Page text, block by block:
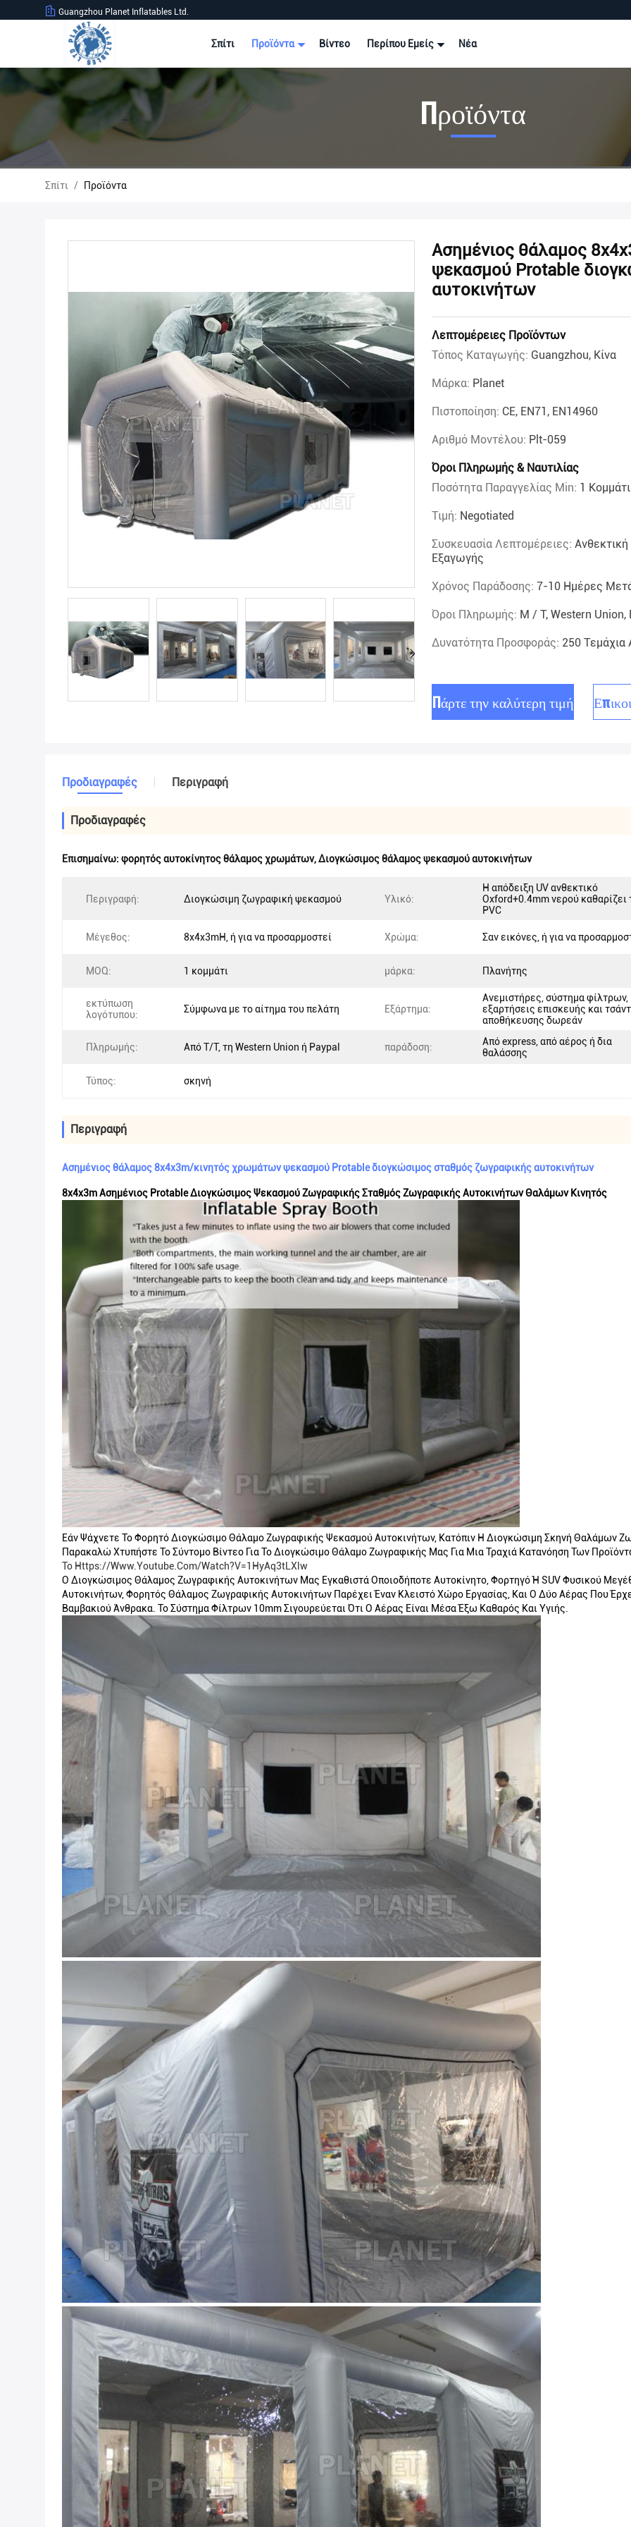
Guangzhou Planet Inflatables Ltd.
Σπίτι Προϊόντα Βίντεο Περίπου Εμείς Νέα
Προϊόντα
Σπίτι / Προϊόντα
Ασημένιος θάλαμος
ψεκασμού Protable
αυτοκινήτων
Λεπτομέρειες Προϊόντων
Τόπος Καταγωγής: Guangzhou, Κίνα
Μάρκα: Planet
Πιστοποίηση: CE, EN71, EN14960
Αριθμό Μοντέλου: Plt-059
Όροι Πληρωμής & Ναυτιλίας
Ποσότητα Παραγγελίας Min: 1 Κομμάτι
Τιμή: Negotiated
Συσκευασία Λεπτομέρειες:
Εξαγωγής
Χρόνος Παράδοσης: 7-10 Ημέρες
Όροι Πληρωμής: Μ / Τ, Western Union,
Δυνατότητα Προσφοράς: 250
Πάρτε την καλύτερη τιμή
Προδιαγραφές Περιγραφή
Προδιαγραφές
Επισημαίνω: φορητός αυτοκίνητος θάλαμος χρωμάτων,Διογκώσιμος θάλαμος ψεκασμού αυτοκινήτων
Περιγραφή: Διογκώσιμη ζωγραφική ψεκασμού Υλικό:
Η απόδειξη UV ανθεκτικό
Oxford+0.4mm νερού καθαρίζει
PVC
Μέγεθος: 8x4x3mH, ή για να προσαρμοστεί Χρώμα: Σαν εικόνες, ή για να
MOQ: 1 κομμάτι μάρκα: Πλανήτης
εκτύπωση
λογότυπου:
Σύμφωνα με το αίτημα του πελάτη Εξάρτημα:
Ανεμιστήρες, σύστημα φίλτρων,
εξαρτήσεις επισκευής και
αποθήκευσης δωρεάν
Πληρωμής: Από T/T, τη Western Union ή Paypal παράδοση:
Από express, από αέρος ή δια
θαλάσσης
Τύπος: σκηνή
Περιγραφή
Ασημένιος θάλαμος 8x4x3m/κινητός χρωμάτων ψεκασμού Protable διογκώσιμος σταθμός ζωγραφικής αυτοκινήτων
8x4x3m Ασημένιος Protable Διογκώσιμος Ψεκασμού Ζωγραφικής Σταθμός Ζωγραφικής Αυτοκινήτων Θαλάμων Κινητός
Εάν Ψάχνετε Το Φορητό Διογκώσιμο Θάλαμο Ζωγραφικής Ψεκασμού Αυτοκινήτων, Κατόπιν Η Διογκώσιμη Σκηνή Θαλάμων
Παρακαλώ Χτυπήστε Το Σύντομο Βίντεο Για Το Διογκώσιμο Θάλαμο Ζωγραφικής Μας Για Μια Τραχιά Κατανόηση Των
Το Https://www.youtube.com/watch?v=1HyAq3tLXlw
Ο Διογκώσιμος Θάλαμος Ζωγραφικής Αυτοκινήτων Μας Εγκαθιστά Οποιοδήποτε Αυτοκίνητο, Φορτηγό Ή SUV Φυσικού
Αυτοκινήτων, Φορητός Θάλαμος Ζωγραφικής Αυτοκινήτων Παρέχει Έναν Κλειστό Χώρο Εργασίας, Και Ο Δύο Αέρας Που
Βαμβακιού Άνθρακα. Το Σύστημα Φίλτρων 10mm Σιγουρεύεται Ότι Ο Αέρας Είναι Μέσα Έξω Καθαρός Και Υγιής.